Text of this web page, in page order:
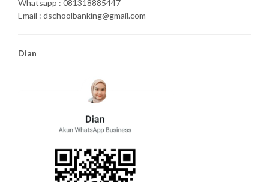
Whatsapp : 081318885447
Email : dschoolbanking@gmail.com
Dian